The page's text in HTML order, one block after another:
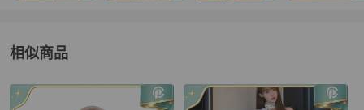
相似商品
更多相似Louis Vuitton女包推薦精品